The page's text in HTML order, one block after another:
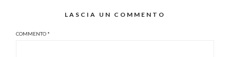
LASCIA UN COMMENTO
COMMENTO *